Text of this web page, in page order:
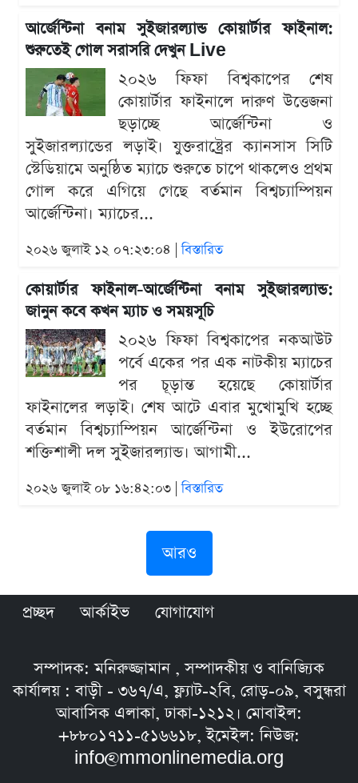
আর্জেন্টিনা বনাম সুইজারল্যান্ড কোয়ার্টার ফাইনাল:
শুরুতেই গোল সরাসরি দেখুন Live
২০২৬ ফিফা বিশ্বকাপের শেষ
কোয়ার্টার ফাইনালে দারুণ উত্তেজনা
ছড়াচ্ছে আর্জেন্টিনা ও
সুইজারল্যান্ডের লড়াই। যুক্তরাষ্ট্রের ক্যানসাস সিটি
স্টেডিয়ামে অনুষ্ঠিত ম্যাচে শুরুতে চাপে থাকলেও প্রথম
গোল করে এগিয়ে গেছে বর্তমান বিশ্বচ্যাম্পিয়ন
আর্জেন্টিনা। ম্যাচের...
২০২৬ জুলাই ১২ ০৭:২৩:০৪ |বিস্তারিত
কোয়ার্টার ফাইনাল-আর্জেন্টিনা বনাম সুইজারল্যান্ড:
জানুন কবে কখন ম্যাচ ও সময়সূচি
২০২৬ ফিফা বিশ্বকাপের নকআউট
পর্বে একের পর এক নাটকীয় ম্যাচের
পর চূড়ান্ত হয়েছে কোয়ার্টার
ফাইনালের লড়াই। শেষ আটে এবার মুখোমুখি হচ্ছে
বর্তমান বিশ্বচ্যাম্পিয়ন আর্জেন্টিনা ও ইউরোপের
শক্তিশালী দল সুইজারল্যান্ড। আগামী...
২০২৬ জুলাই ০৮ ১৬:৪২:০৩ |বিস্তারিত
আরও
প্রচ্ছদ আর্কাইভ যোগাযোগ
সম্পাদক: মনিরুজ্জামান , সম্পাদকীয় ও বানিজ্যিক
কার্যালয় : বাড়ী - ৩৬৭/এ, ফ্ল্যাট-২বি, রোড়-০৯, বসুন্ধরা
আবাসিক এলাকা, ঢাকা-১২১২। মোবাইল:
+৮৮০১৭১১-৫১৬৬১৮, ইমেইল: নিউজ:
info@mmonlinemedia.org